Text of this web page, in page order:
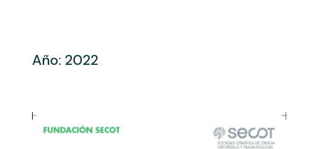
Año: 2022